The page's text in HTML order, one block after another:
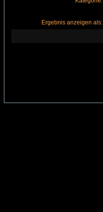
Ergebnis anzeigen als: